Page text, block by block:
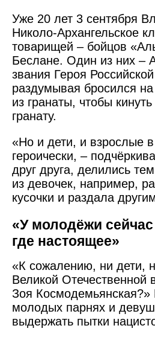
Уже 20 лет 3 сентября
Николо-Архангельское
товарищей – бойцов
Беслане. Один из них –
звания Героя
раздумывая бросился
из гранаты, чтобы
гранату.
«Но и дети, и взрослые
героически, –
друг друга, делились
из девочек, например,
кусочки и раздала
«У молодёжи
где настоящее»
«К сожалению, ни дети,
Великой Отечественной
Зоя Космодемьянская?»
молодых парнях и
выдержать пытки